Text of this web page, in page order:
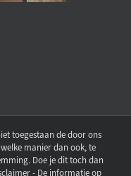
toegestaan de door ons
manier dan ook, te
Doe je dit toch dan
- De informatie op